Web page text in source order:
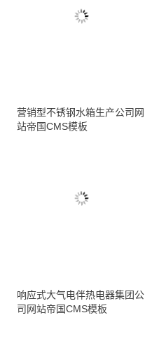
营销型不锈钢水箱生产公司网
站帝国CMS模板
响应式大气电伴热电器集团公
司网站帝国CMS模板